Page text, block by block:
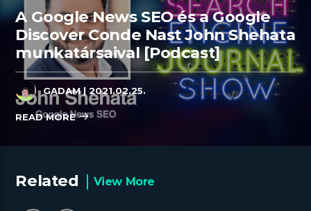
A Google News SEO és a Google
Discover Conde Nast John Shehata
munkatársaival [Podcast]
GADAM| 2021.02.25.
READ MORE
Related View More